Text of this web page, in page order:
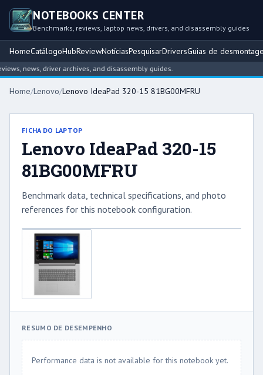
NOTEBOOKS CENTER
Benchmarks, reviews, laptop news, drivers, and disassembly guides
HomeCatálogoHubReviewNotíciasPesquisarDriversGuias de
news, driver archives, and disassembly guides.
Home/Lenovo/Lenovo IdeaPad 320-15 81BG00MFRU
FICHA DO LAPTOP
Lenovo IdeaPad 320-15
81BG00MFRU
Benchmark data, technical specifications, and photo
references for this notebook configuration.
RESUMO DE DESEMPENHO
Performance data is not available for this notebook yet.